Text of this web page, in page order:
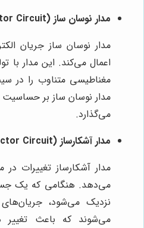
مدار نوسان ساز (Oscillator Circuit):
مدار نوسان ساز جریان
اعمال می‌کند. این مدار با
مغناطیسی متناوب را در
مدار نوسان ساز بر
می‌گذارد.
مدار آشکارساز (Detector Circuit):
مدار آشکارساز تغییرات
می‌دهد. هنگامی که یک
نزدیک می‌شود،
می‌شوند که باعث تغییر